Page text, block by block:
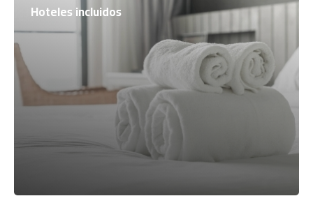
Hoteles incluidos